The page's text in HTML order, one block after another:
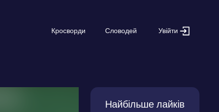
Кросворди Словодей Увійти
Найбільше лайків